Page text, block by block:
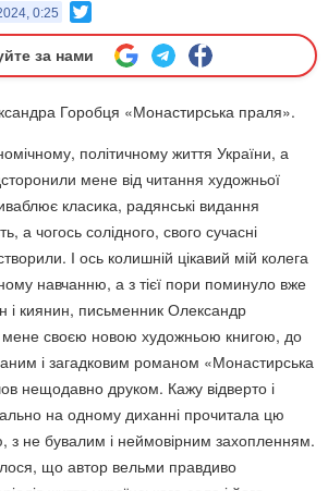
0:25
за нами
Горобця «Монастирська праля».
політичному життя України, а
мене від читання художньої
класика, радянські видання
а чогось солідного, свого сучасні
І ось колишній цікавий мій колега
навчанню, а з тієї пори поминуло вже
і киянин, письменник Олександр
мене своєю новою художньою книгою, до
і загадковим романом «Монастирська
нещодавно друком. Кажу відверто і
на одному диханні прочитала цю
з не бувалим і неймовірним захопленням.
що автор вельми правдиво